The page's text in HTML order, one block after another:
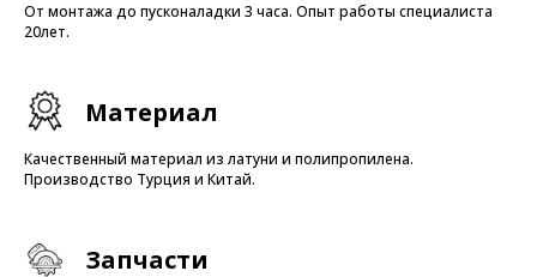
От монтажа до пусконаладки 3 часа. Опыт работы специалиста
20лет.
Материал
Качественный материал из латуни и полипропилена.
Производство Турция и Китай.
Запчасти